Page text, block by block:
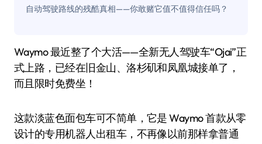
自动驾驶路线的残酷真相——你敢赌它值不值得信任吗？
Waymo 最近整了个大活——全新无人驾驶车“Ojai”正
式上路，已经在旧金山、洛杉矶和凤凰城接单了，
而且限时免费坐！
这款淡蓝色面包车可不简单，它是 Waymo 首款从零
设计的专用机器人出租车，不再像以前那样拿普通